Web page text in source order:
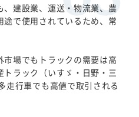
、建設業、運送・物流業、農
で使用されているため、常
場でもトラックの需要は高
トラック（いすゞ・日野・三
走行車でも高値で取引される